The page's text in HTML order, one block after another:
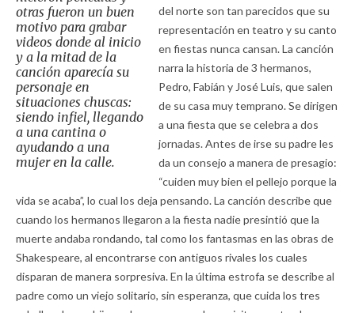
otras fueron un buen
motivo para grabar
videos donde al inicio
y a la mitad de la
canción aparecía su
personaje en
situaciones chuscas:
siendo infiel, llegando
a una cantina o
ayudando a una
mujer en la calle.
del norte son tan parecidos que su
representación en teatro y su canto
en fiestas nunca cansan. La canción
narra la historia de 3 hermanos,
Pedro, Fabián y José Luis, que salen
de su casa muy temprano. Se dirigen
a una fiesta que se celebra a dos
jornadas. Antes de irse su padre les
da un consejo a manera de presagio:
“cuiden muy bien el pellejo porque la
vida se acaba”, lo cual los deja pensando. La canción describe que
cuando los hermanos llegaron a la fiesta nadie presintió que la
muerte andaba rondando, tal como los fantasmas en las obras de
Shakespeare, al encontrarse con antiguos rivales los cuales
disparan de manera sorpresiva. En la última estrofa se describe al
padre como un viejo solitario, sin esperanza, que cuida los tres